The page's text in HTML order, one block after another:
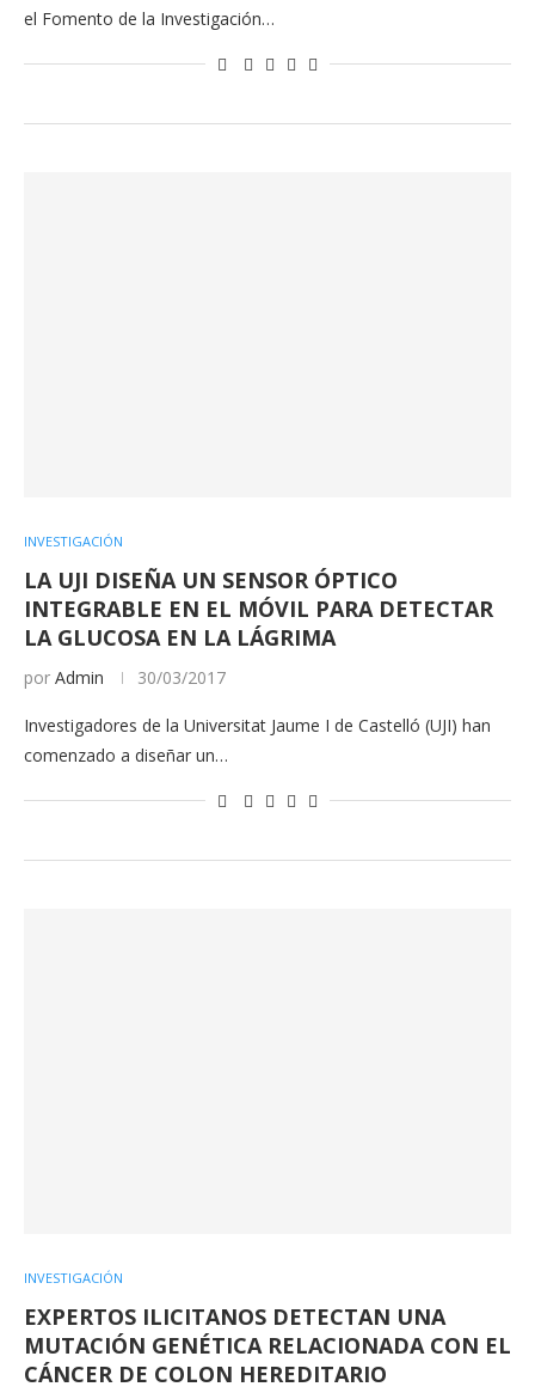
el Fomento de la Investigación…
INVESTIGACIÓN
LA UJI DISEÑA UN SENSOR ÓPTICO
INTEGRABLE EN EL MÓVIL PARA DETECTAR
LA GLUCOSA EN LA LÁGRIMA
por Admin 30/03/2017
Investigadores de la Universitat Jaume I de Castelló (UJI) han
comenzado a diseñar un…
INVESTIGACIÓN
EXPERTOS ILICITANOS DETECTAN UNA
MUTACIÓN GENÉTICA RELACIONADA CON EL
CÁNCER DE COLON HEREDITARIO